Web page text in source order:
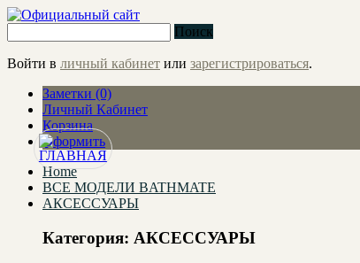
Поиск
Войти в личный кабинет или зарегистрироваться.
Заметки (0)
Личный Кабинет
Корзина
Оформить
Home
ВСЕ МОДЕЛИ BATHMATE
АКСЕССУАРЫ
Категория: АКСЕССУАРЫ